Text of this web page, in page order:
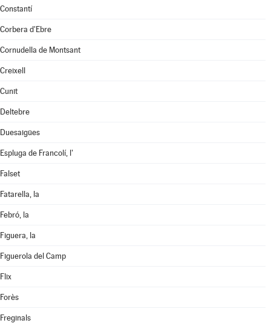
Constantí
Corbera d'Ebre
Cornudella de Montsant
Creixell
Cunit
Deltebre
Duesaigües
Espluga de Francolí, l'
Falset
Fatarella, la
Febró, la
Figuera, la
Figuerola del Camp
Flix
Forès
Freginals